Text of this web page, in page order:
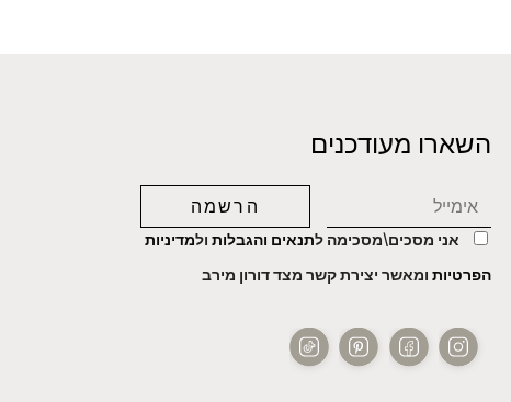
השארו מעודכנים
אני מסכים\מסכימה לתנאים והגבלות ולמדיניות
הפרטיות ומאשר יצירת קשר מצד דורון מירב